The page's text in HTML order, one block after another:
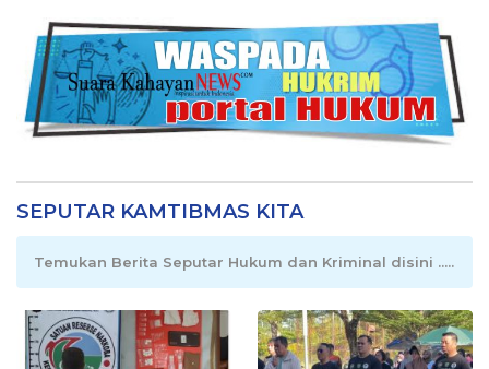
SEPUTAR KAMTIBMAS KITA
Temukan Berita Seputar Hukum dan Kriminal disini .....